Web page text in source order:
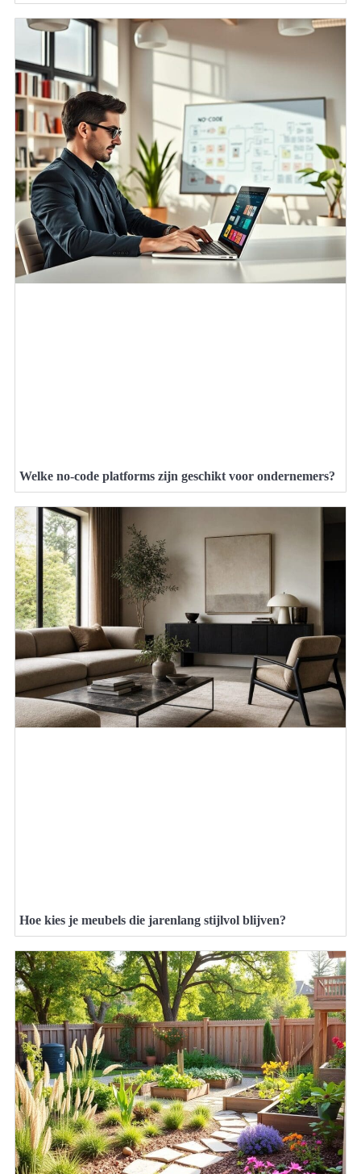
Welke no-code platforms zijn geschikt voor ondernemers?
Hoe kies je meubels die jarenlang stijlvol blijven?